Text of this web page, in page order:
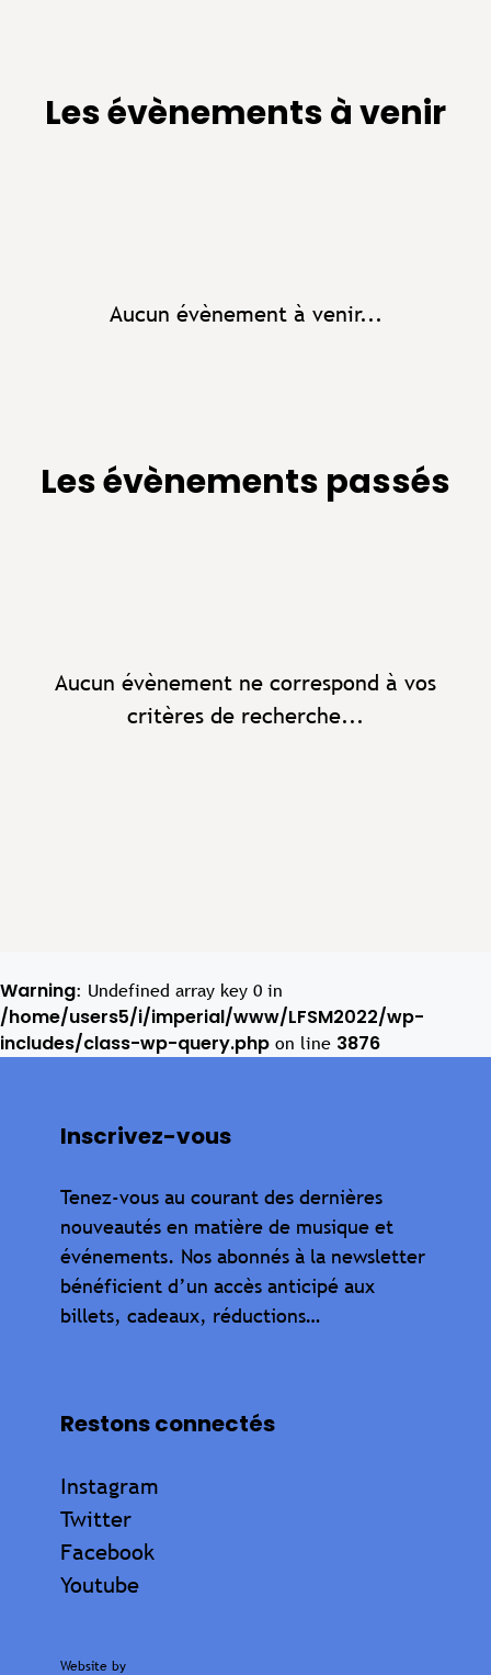
Les évènements à venir
Aucun évènement à venir...
Les évènements passés
Aucun évènement ne correspond à vos
critères de recherche...
Warning: Undefined array key 0 in
/home/users5/i/imperial/www/LFSM2022/wp-
includes/class-wp-query.php on line 3876
Inscrivez-vous
Tenez-vous au courant des dernières
nouveautés en matière de musique et
événements. Nos abonnés à la newsletter
bénéficient d’un accès anticipé aux
billets, cadeaux, réductions…
Restons connectés
Instagram
Twitter
Facebook
Youtube
Website by